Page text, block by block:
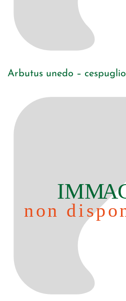
Arbutus unedo – cespuglio